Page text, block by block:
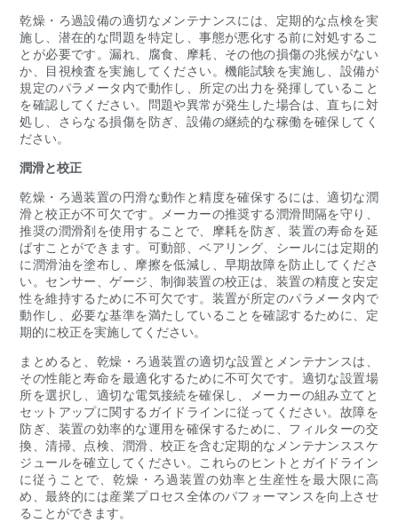
乾燥・ろ過設備の適切なメンテナンスには、定期的な点検を実
施し、潜在的な問題を特定し、事態が悪化する前に対処するこ
とが必要です。漏れ、腐食、摩耗、その他の損傷の兆候がない
か、目視検査を実施してください。機能試験を実施し、設備が
規定のパラメータ内で動作し、所定の出力を発揮していること
を確認してください。問題や異常が発生した場合は、直ちに対
処し、さらなる損傷を防ぎ、設備の継続的な稼働を確保してく
ださい。
潤滑と校正
乾燥・ろ過装置の円滑な動作と精度を確保するには、適切な潤
滑と校正が不可欠です。メーカーの推奨する潤滑間隔を守り、
推奨の潤滑剤を使用することで、摩耗を防ぎ、装置の寿命を延
ばすことができます。可動部、ベアリング、シールには定期的
に潤滑油を塗布し、摩擦を低減し、早期故障を防止してくださ
い。センサー、ゲージ、制御装置の校正は、装置の精度と安定
性を維持するために不可欠です。装置が所定のパラメータ内で
動作し、必要な基準を満たしていることを確認するために、定
期的に校正を実施してください。
まとめると、乾燥・ろ過装置の適切な設置とメンテナンスは、
その性能と寿命を最適化するために不可欠です。適切な設置場
所を選択し、適切な電気接続を確保し、メーカーの組み立てと
セットアップに関するガイドラインに従ってください。故障を
防ぎ、装置の効率的な運用を確保するために、フィルターの交
換、清掃、点検、潤滑、校正を含む定期的なメンテナンススケ
ジュールを確立してください。これらのヒントとガイドライン
に従うことで、乾燥・ろ過装置の効率と生産性を最大限に高
め、最終的には産業プロセス全体のパフォーマンスを向上させ
ることができます。